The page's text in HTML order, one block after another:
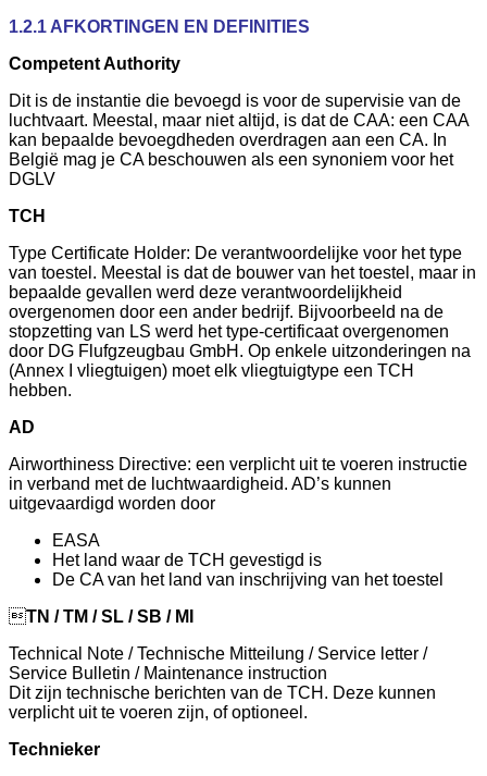
1.2.1 AFKORTINGEN EN DEFINITIES
Competent Authority
Dit is de instantie die bevoegd is voor de supervisie van de
luchtvaart. Meestal, maar niet altijd, is dat de CAA: een CAA
kan bepaalde bevoegdheden overdragen aan een CA. In
België mag je CA beschouwen als een synoniem voor het
DGLV
TCH
Type Certificate Holder: De verantwoordelijke voor het type
van toestel. Meestal is dat de bouwer van het toestel, maar in
bepaalde gevallen werd deze verantwoordelijkheid
overgenomen door een ander bedrijf. Bijvoorbeeld na de
stopzetting van LS werd het type-certificaat overgenomen
door DG Flufgzeugbau GmbH. Op enkele uitzonderingen na
(Annex I vliegtuigen) moet elk vliegtuigtype een TCH
hebben.
AD
Airworthiness Directive: een verplicht uit te voeren instructie
in verband met de luchtwaardigheid. AD’s kunnen
uitgevaardigd worden door
EASA
Het land waar de TCH gevestigd is
De CA van het land van inschrijving van het toestel
TN / TM / SL / SB / MI
Technical Note / Technische Mitteilung / Service letter /
Service Bulletin / Maintenance instruction
Dit zijn technische berichten van de TCH. Deze kunnen
verplicht uit te voeren zijn, of optioneel.
Technieker